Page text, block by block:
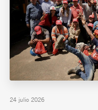
24 julio 2026